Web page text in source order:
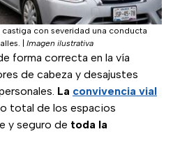
con severidad una conducta
Imagen ilustrativa
forma correcta en la vía
de cabeza y desajustes
La convivencia vial
total de los espacios
y seguro de toda la